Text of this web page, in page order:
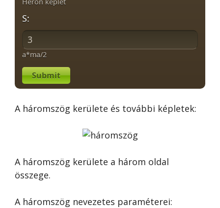
S:
a*ma/2
Submit
A háromszög kerülete és további képletek:
A háromszög kerülete a három oldal
összege.
A háromszög nevezetes paraméterei: